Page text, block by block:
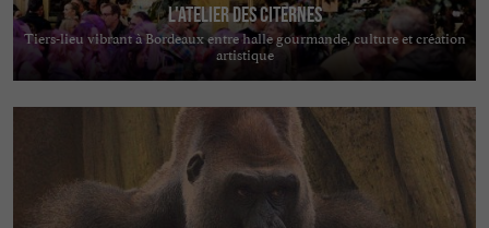
L'Atelier des Citernes
Tiers-lieu vibrant à Bordeaux entre halle gourmande, culture et création
artistique